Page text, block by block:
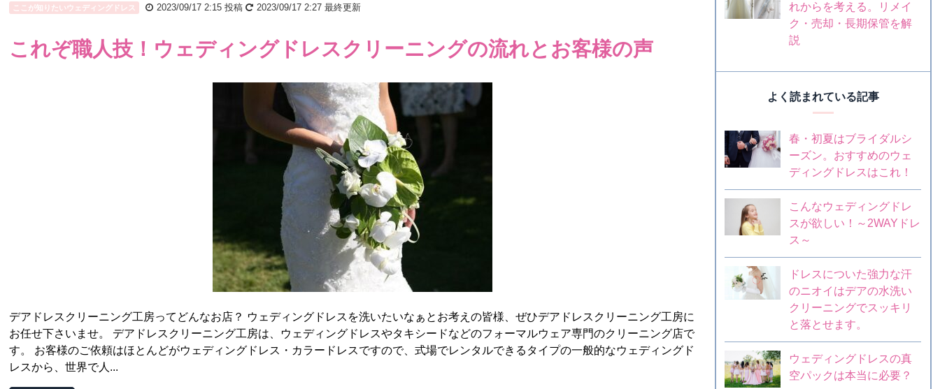
ここが知りたいウェディングドレス 2023/09/17 2:15投稿 2023/09/17 2:27最終更新
これぞ職人技！ウェディングドレスクリーニングの流れとお客様の声
デアドレスクリーニング工房ってどんなお店？ ウェディングドレスを洗いたいなぁとお考えの皆様、ぜひデアドレスクリーニング工房に
お任せ下さいませ。 デアドレスクリーニング工房は、ウェディングドレスやタキシードなどのフォーマルウェア専門のクリーニング店で
す。 お客様のご依頼はほとんどがウェディングドレス・カラードレスですので、式場でレンタルできるタイプの一般的なウェディングド
レスから、世界で人...
れからを考える。リメイ
ク・売却・長期保管を解
説
よく読まれている記事
春・初夏はブライダルシ
ーズン。おすすめのウェ
ディングドレスはこれ！
こんなウェディングドレ
スが欲しい！～2WAYドレ
ス～
ドレスについた強力な汗
のニオイはデアの水洗い
クリーニングでスッキリ
と落とせます。
ウェディングドレスの真
空パックは本当に必要？